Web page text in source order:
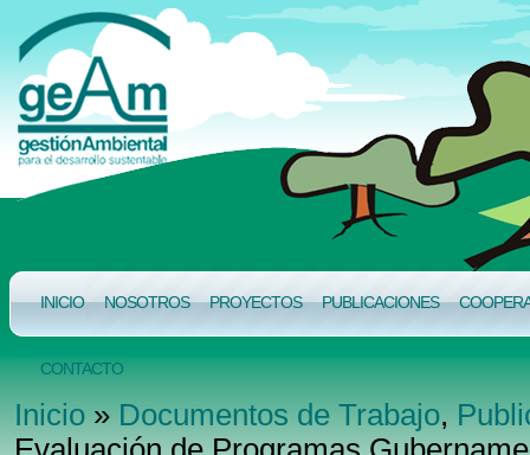
INICIO NOSOTROS PROYECTOS PUBLICACIONES
CONTACTO
Inicio»Documentos de Trabajo,